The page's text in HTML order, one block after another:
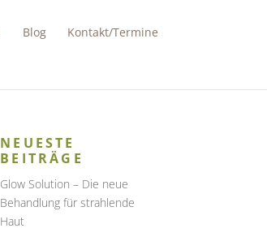
Blog Kontakt/Termine
NEUESTE
BEITRÄGE
Glow Solution – Die neue
Behandlung für strahlende
Haut